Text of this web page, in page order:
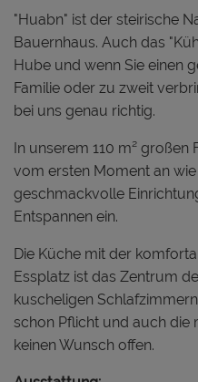
"Huabn" ist der steirische
Bauernhaus. Auch das
Hube und wenn Sie einen
Familie oder zu zweit
bei uns genau richtig.
In unserem 110 m² großen
vom ersten Moment an
geschmackvolle
Entspannen ein.
Die Küche mit der
Essplatz ist das Zentrum
kuscheligen
schon Pflicht und auch die
keinen Wunsch offen.